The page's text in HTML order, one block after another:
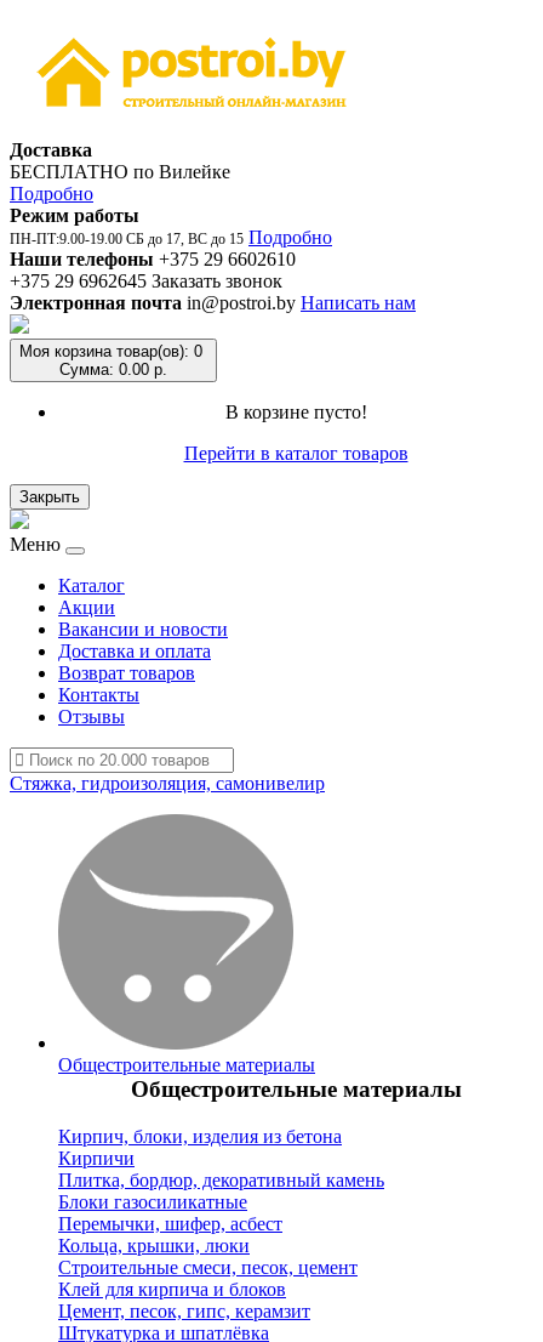
Доставка
БЕСПЛАТНО по Вилейке
Подробно
Режим работы
ПН-ПТ:9.00-19.00 СБ до 17, ВС до 15 Подробно
Наши телефоны +375 29 6602610
+375 29 6962645 Заказать звонок
Электронная почта in@postroi.by Написать нам
Моя корзина товар(ов): 0
Сумма: 0.00 р.
В корзине пусто!
Перейти в каталог товаров
Закрыть
Меню
Каталог
Акции
Вакансии и новости
Доставка и оплата
Возврат товаров
Контакты
Отзывы
Стяжка, гидроизоляция, самонивелир
Общестроительные материалы
Общестроительные материалы
Кирпич, блоки, изделия из бетона
Кирпичи
Плитка, бордюр, декоративный камень
Блоки газосиликатные
Перемычки, шифер, асбест
Кольца, крышки, люки
Строительные смеси, песок, цемент
Клей для кирпича и блоков
Цемент, песок, гипс, керамзит
Штукатурка и шпатлёвка